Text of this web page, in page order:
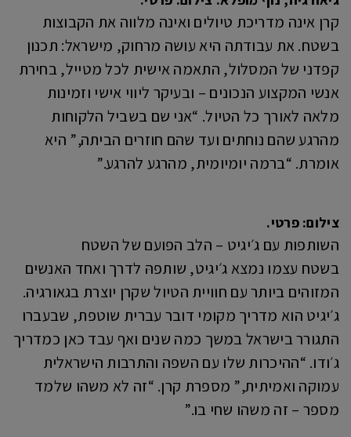
קרן אינה מדריכת טיולים ואינה מלווה את הקבוצות
בשטח. את עבודתה היא עושה מרחוק, מישראל: תכנון
קפדני של המסלול, התאמה אישית לכל מטייל, בחירת
אנשי המקצוע הנכונים – ובעיקר ליווי אישי וזמינות
מלאה לאורך כל הטיול. “אני שם בשביל הלקוחות
מהרגע שהם נוחתים ועד שהם חוזרים הביתה,” היא
אומרת. “ברמה יומיומית, מהרגע להרגע.”
צילום: פרטי.
השותפות עם ג׳יגיט – הלב הפועם של השטח
בשטח עצמו נמצא ג׳יגיט, שותפהּ לדרך ואחד האנשים
המזוהים ביותר עם חוויית הטיול שקרן יוצרת בגאורגיה.
ג׳יגיט הוא מדריך מקומי דובר עברית שוטפת, שבעברו
התגורר בישראל במשך כמה שנים ואף עבד כאן כמדריך
ג׳ודו. “ההיכרות שלו עם השפה והתרבות הישראלית
עמוקה ואמיתית,” מספרת קרן. “זה לא משהו שלמד
מספר – זה משהו שחי בו.”